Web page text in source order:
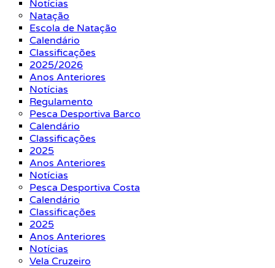
Notícias
Natação
Escola de Natação
Calendário
Classificações
2025/2026
Anos Anteriores
Notícias
Regulamento
Pesca Desportiva Barco
Calendário
Classificações
2025
Anos Anteriores
Notícias
Pesca Desportiva Costa
Calendário
Classificações
2025
Anos Anteriores
Notícias
Vela Cruzeiro